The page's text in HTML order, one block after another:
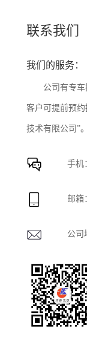
联系我们
我们的服务：
公司有专
客户可提前预
技术有限公司”
手机
邮箱
公司